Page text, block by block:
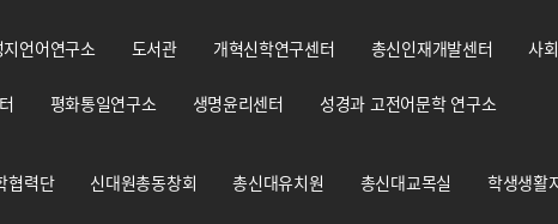
지언어연구소 도서관 개혁신학연구센터 총신인재개발센터 사
평화통일연구소 생명윤리센터 성경과 고전어문학 연구소
협력단 신대원총동창회 총신대유치원 총신대교목실 학생생활